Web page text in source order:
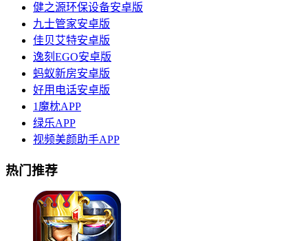
健之源环保设备安卓版
九士管家安卓版
佳贝艾特安卓版
逸刻EGO安卓版
蚂蚁新房安卓版
好用电话安卓版
1魔枕APP
绿乐APP
视频美颜助手APP
热门推荐